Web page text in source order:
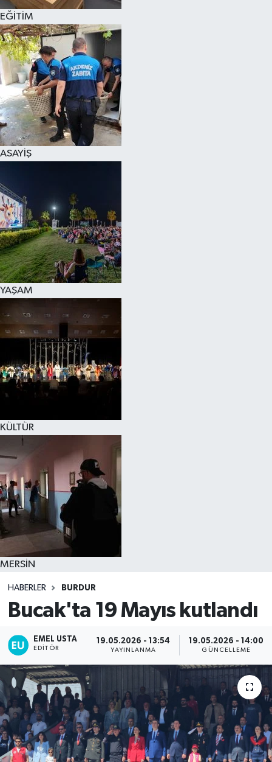
EĞİTİM
ASAYİŞ
YAŞAM
KÜLTÜR
MERSİN
HABERLER BURDUR
Bucak'ta 19 Mayıs kutlandı
EMEL USTA
EDITÖR
19.05.2026 - 13:54
YAYINLANMA
19.05.2026 - 14:00
GÜNCELLEME